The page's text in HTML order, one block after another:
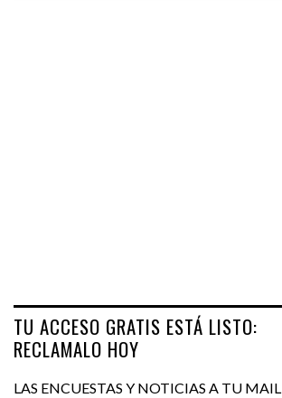
TU ACCESO GRATIS ESTÁ LISTO:
RECLAMALO HOY
LAS ENCUESTAS Y NOTICIAS A TU MAIL